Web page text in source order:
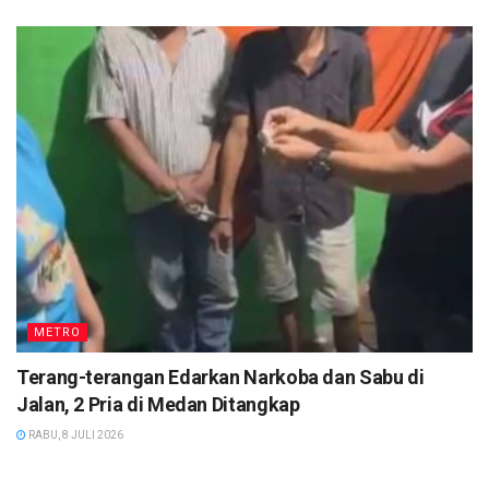
METRO
Terang-terangan Edarkan Narkoba dan Sabu di
Jalan, 2 Pria di Medan Ditangkap
RABU, 8 JULI 2026